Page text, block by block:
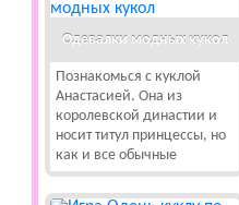
Одевалки модных кукол
Познакомься с куклой
Анастасией. Она из
королевской династии и
носит титул принцессы, но
как и все обычные